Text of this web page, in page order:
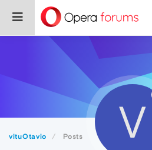
vituOtavio Posts V